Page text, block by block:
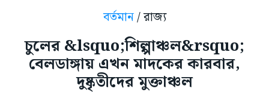
বর্তমান/ রাজ্য
চুলের &lsquo;শিল্পাঞ্চল&rsquo;
বেলডাঙ্গায় এখন মাদকের কারবার,
দুষ্কৃতীদের মুক্তাঞ্চল